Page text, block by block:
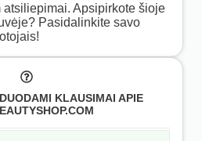
Apsipirkote šioje
Pasidalinkite savo
KLAUSIMAI APIE